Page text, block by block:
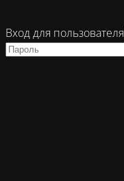
Вход для пользователя